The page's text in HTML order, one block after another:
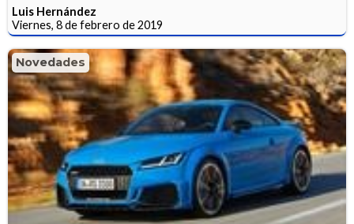
Luis Hernández
Viernes, 8 de febrero de 2019
Novedades